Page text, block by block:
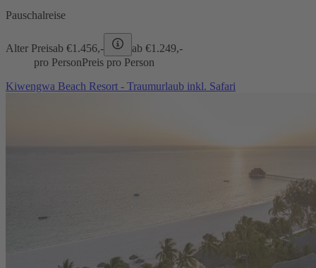
Pauschalreise
Alter Preisab €1.456,- ab €1.249,-
pro PersonPreis pro Person
Kiwengwa Beach Resort - Traumurlaub inkl. Safari